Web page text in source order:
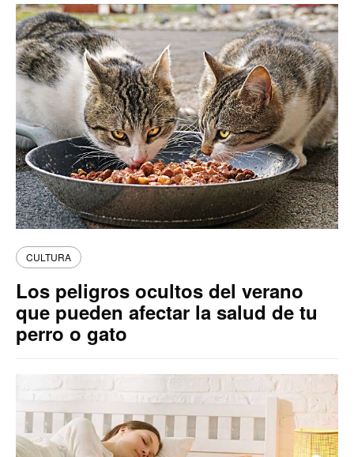
CULTURA
Los peligros ocultos del verano
que pueden afectar la salud de tu
perro o gato